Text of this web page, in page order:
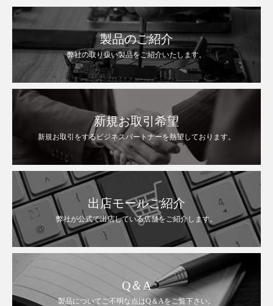
製品のご紹介
弊社の取り扱い製品をご紹介いたします。
新規お取引希望
新規お取引をするビジネスパートナーを熱望しております。
出店モールご紹介
弊社が公式で出店している店舗をご紹介します。
Q＆A
製品についてご不明な点はQ＆Aをご覧下さい。